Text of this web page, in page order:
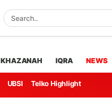
KHAZANAH IQRA NEWS
UBSI Telko Highlight